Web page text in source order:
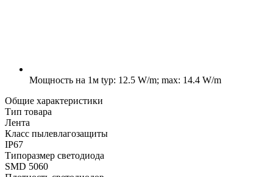
Мощность на 1м typ: 12.5 W/m; max: 14.4 W/m
Общие характеристики
Тип товара
Лента
Класс пылевлагозащиты
IP67
Типоразмер светодиода
SMD 5060